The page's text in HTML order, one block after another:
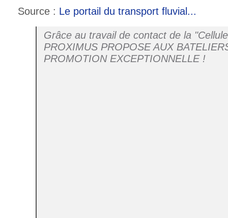
Source : Le portail du transport fluvial...
Grâce au travail de contact de la
PROXIMUS PROPOSE AUX
PROMOTION EXCEPTIONNELLE !